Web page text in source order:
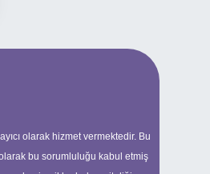
olarak hizmet vermektedir. Bu
bu sorumluluğu kabul etmiş